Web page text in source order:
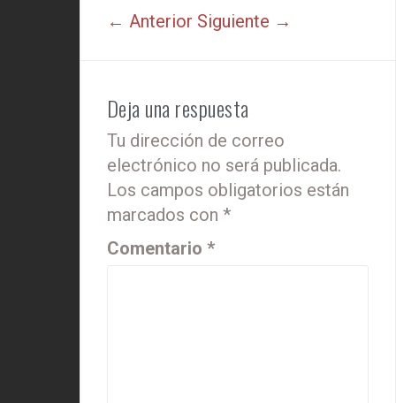
← Anterior Siguiente →
Deja una respuesta
Tu dirección de correo
electrónico no será publicada.
Los campos obligatorios están
marcados con *
Comentario *